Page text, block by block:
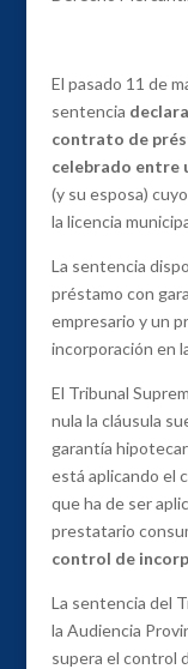
El pasado 11 de
sentencia
contrato de
celebrado entre
(y su esposa)
la licencia
La sentencia
préstamo con
empresario y un
incorporación en
El Tribunal
nula la cláusula
garantía
está aplicando el
que ha de ser
prestatario
control de
La sentencia del
la Audiencia
supera el control